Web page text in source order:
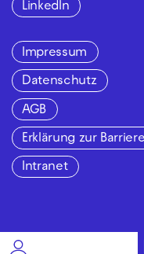
LinkedIn
Impressum
Datenschutz
AGB
Erklärung zur
Intranet